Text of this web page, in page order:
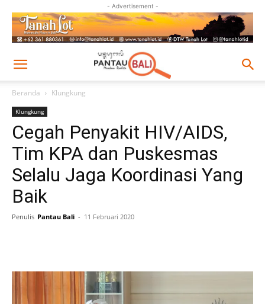
- Advertisement -
Beranda Klungkung
Klungkung
Cegah Penyakit HIV/AIDS,
Tim KPA dan Puskesmas
Selalu Jaga Koordinasi Yang
Baik
Penulis Pantau Bali - 11 Februari 2020